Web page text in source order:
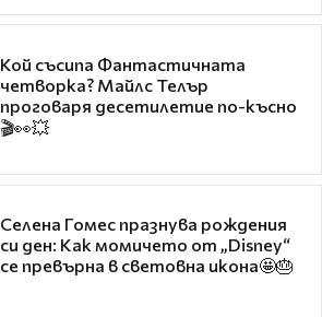
Кой съсипа Фантастичната
четворка? Майлс Телър
проговаря десетилетие по-късно
🎬👀💥
Селена Гомес празнува рождения
си ден: Как момичето от „Disney“
се превърна в световна икона🤩🎂